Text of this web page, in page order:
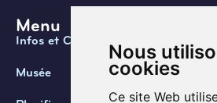
Nous
cookies
Ce site Web
Menu
Infos et Contact
Musée